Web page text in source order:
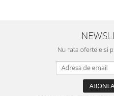
Nu rata ofertele si